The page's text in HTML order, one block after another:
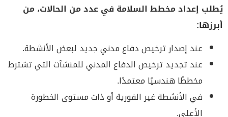
يُطلب إعداد مخطط السلامة في عدد من الحالات، من
أبرزها:
عند إصدار ترخيص دفاع مدني جديد لبعض الأنشطة.
عند تجديد ترخيص الدفاع المدني للمنشآت التي تشترط
مخططًا هندسيًا معتمدًا.
في الأنشطة غير الفورية أو ذات مستوى الخطورة
الأعلى.